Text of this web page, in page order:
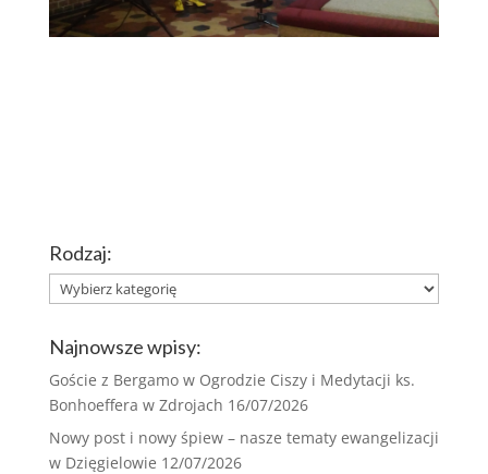
Rodzaj:
Rodzaj:
Najnowsze wpisy:
Goście z Bergamo w Ogrodzie Ciszy i Medytacji ks.
Bonhoeffera w Zdrojach 16/07/2026
Nowy post i nowy śpiew – nasze tematy ewangelizacji
w Dzięgielowie 12/07/2026